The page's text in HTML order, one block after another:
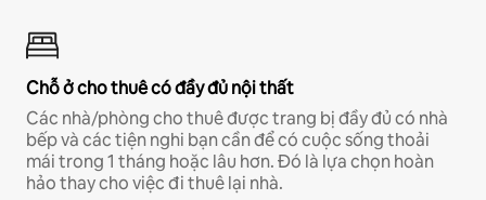
Chỗ ở cho thuê có đầy đủ nội thất
Các nhà/phòng cho thuê được trang bị đầy đủ có nhà
bếp và các tiện nghi bạn cần để có cuộc sống thoải
mái trong 1 tháng hoặc lâu hơn. Đó là lựa chọn hoàn
hảo thay cho việc đi thuê lại nhà.